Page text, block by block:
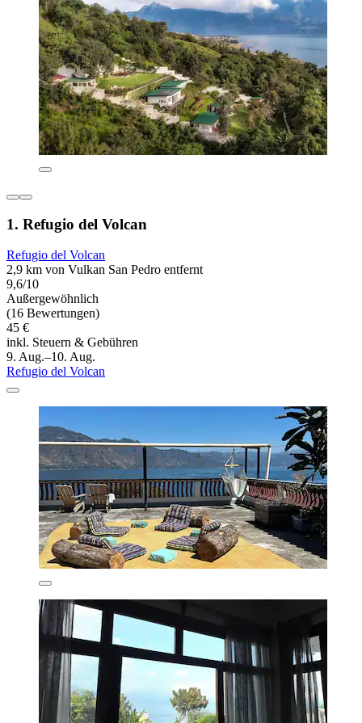
1. Refugio del Volcan
Refugio del Volcan
2,9 km von Vulkan San Pedro entfernt
9,6/10
Außergewöhnlich
(16 Bewertungen)
45 €
inkl. Steuern & Gebühren
9. Aug.–10. Aug.
Refugio del Volcan